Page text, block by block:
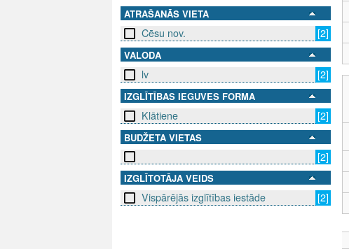
ATRAŠANĀS VIETA
Cēsu nov. [2]
VALODA
lv [2]
IZGLĪTĪBAS IEGUVES FORMA
Klātiene [2]
BUDŽETA VIETAS
[2]
IZGLĪTOTĀJA VEIDS
Vispārējās izglītības iestāde [2]